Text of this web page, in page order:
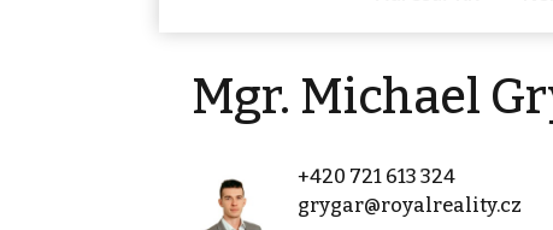
Mgr. Michael
+420 721 613 324
grygar@royalreality.cz